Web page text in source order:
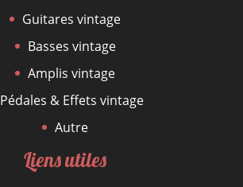
Guitares vintage
Basses vintage
Amplis vintage
Pédales & Effets vintage
Autre
Liens utiles